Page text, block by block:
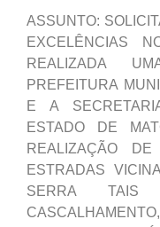
ASSUNTO:
EXCELÊNCIAS
REALIZADA
PREFEITURA
E A
ESTADO DE
REALIZAÇÃO
ESTRADAS
SERRA TAIS